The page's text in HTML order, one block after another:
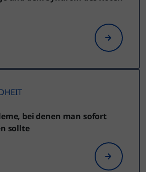
bei denen man sofort
sollte